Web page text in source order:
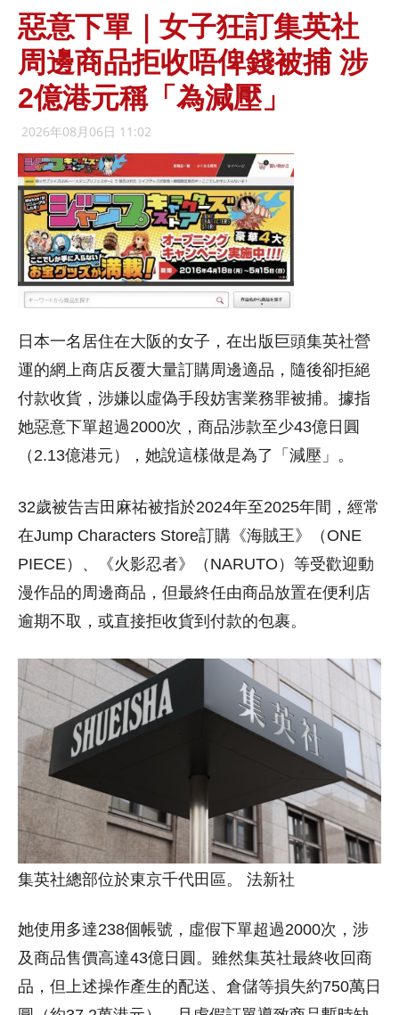
惡意下單｜女子狂訂集英社
周邊商品拒收唔俾錢被捕 涉
2億港元稱「為減壓」
2026年08月06日 11:02
日本一名居住在大阪的女子，在出版巨頭集英社營
運的網上商店反覆大量訂購周邊適品，隨後卻拒絕
付款收貨，涉嫌以虛偽手段妨害業務罪被捕。據指
她惡意下單超過2000次，商品涉款至少43億日圓
（2.13億港元），她說這樣做是為了「減壓」。
32歲被告吉田麻祐被指於2024年至2025年間，經常
在Jump Characters Store訂購《海賊王》（ONE
PIECE）、《火影忍者》（NARUTO）等受歡迎動
漫作品的周邊商品，但最終任由商品放置在便利店
逾期不取，或直接拒收貨到付款的包裹。
集英社總部位於東京千代田區。 法新社
她使用多達238個帳號，虛假下單超過2000次，涉
及商品售價高達43億日圓。雖然集英社最終收回商
品，但上述操作產生的配送、倉儲等損失約750萬日